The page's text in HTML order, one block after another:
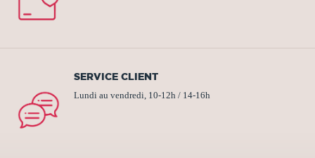
SERVICE CLIENT
Lundi au vendredi, 10-12h / 14-16h